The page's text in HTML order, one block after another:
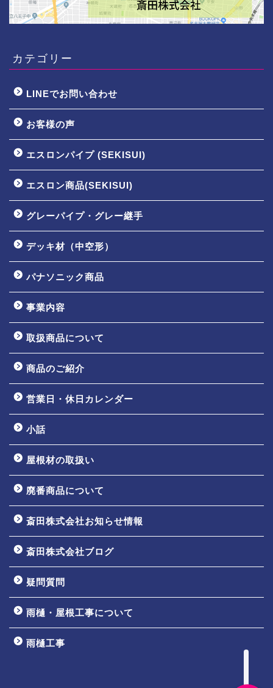
カテゴリー
LINEでお問い合わせ
お客様の声
エスロンパイプ (SEKISUI)
エスロン商品(SEKISUI)
グレーパイプ・グレー継手
デッキ材（中空形）
パナソニック商品
事業内容
取扱商品について
商品のご紹介
営業日・休日カレンダー
小話
屋根材の取扱い
廃番商品について
斎田株式会社お知らせ情報
斎田株式会社ブログ
疑問質問
雨樋・屋根工事について
雨樋工事
ホーム